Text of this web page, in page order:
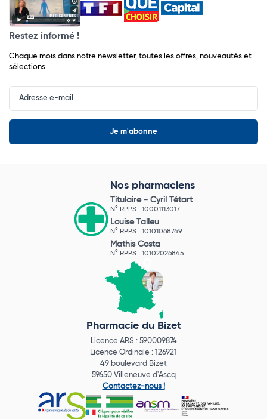
Restez informé !
Chaque mois dans notre newsletter, toutes les offres, nouveautés et
sélections.
Input
Newsletter
Nos pharmaciens
Titulaire - Cyril Tétart
N° RPPS : 10001113017
Louise Talleu
N° RPPS : 10101068749
Mathis Costa
N° RPPS : 10102026845
Pharmacie du Bizet
Licence ARS : 590009874
Licence Ordinale : 126921
49 boulevard Bizet
59650 Villeneuve d'Ascq
Contactez-nous !